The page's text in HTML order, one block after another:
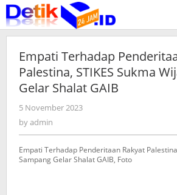
Skip
to
content
Empati Terhadap
Palestina, STIKES Sukma
Gelar Shalat GAIB
5 November 2023
byadmin
Empati Terhadap Penderitaan Rakyat
Sampang Gelar Shalat GAIB, Foto